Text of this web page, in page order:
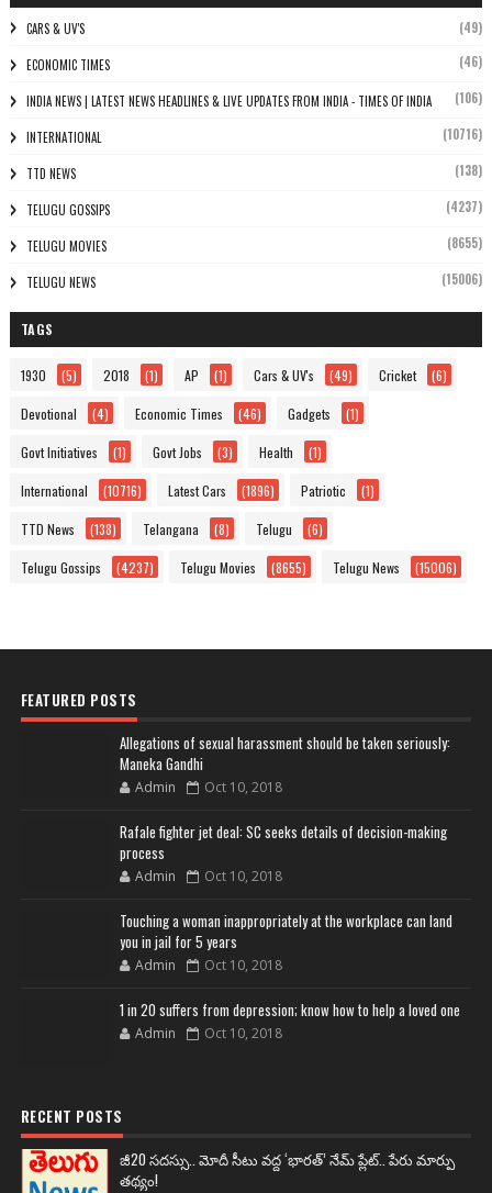
CARS & UV'S (49)
ECONOMIC TIMES (46)
INDIA NEWS | LATEST NEWS HEADLINES & LIVE UPDATES FROM INDIA - TIMES OF INDIA (106)
INTERNATIONAL (10716)
TTD NEWS (138)
TELUGU GOSSIPS (4237)
TELUGU MOVIES (8655)
TELUGU NEWS (15006)
TAGS
1930 (5) 2018 (1) AP (1) Cars & UV's (49) Cricket (6)
Devotional (4) Economic Times (46) Gadgets (1)
Govt Initiatives (1) Govt Jobs (3) Health (1)
International (10716) Latest Cars (1896) Patriotic (1)
TTD News (138) Telangana (8) Telugu (6)
Telugu Gossips (4237) Telugu Movies (8655) Telugu News (15006)
FEATURED POSTS
Allegations of sexual harassment should be taken seriously:
Maneka Gandhi
Admin Oct 10, 2018
Rafale fighter jet deal: SC seeks details of decision-making
process
Admin Oct 10, 2018
Touching a woman inappropriately at the workplace can land
you in jail for 5 years
Admin Oct 10, 2018
1 in 20 suffers from depression; know how to help a loved one
Admin Oct 10, 2018
RECENT POSTS
జీ20 సదస్సు.. మోదీ సీటు వద్ద ‘భారత్’ నేమ్ ప్లేట్‌.. పేరు మార్పు
తథ్యం!